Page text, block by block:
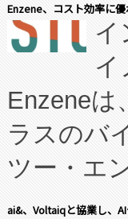
Enzene、コスト効率に
イ
イ
Enzeneは
ラスのバ
ツー・エ
表しまし
ai&、Voltaiqと協業し、